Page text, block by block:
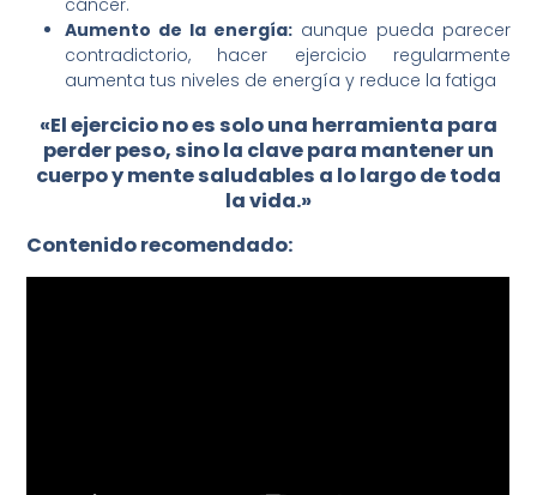
Aumento de la energía: aunque pueda parecer
contradictorio, hacer ejercicio regularmente
aumenta tus niveles de energía y reduce la fatiga
«El ejercicio no es solo una herramienta para
perder peso, sino la clave para mantener un
cuerpo y mente saludables a lo largo de toda
la vida.»
Contenido recomendado: